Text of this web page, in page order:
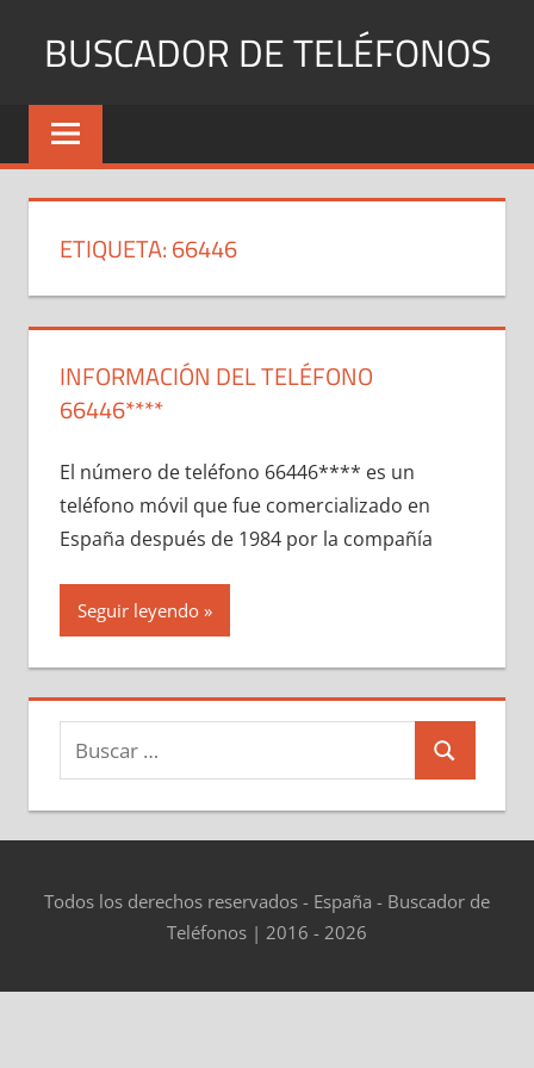
BUSCADOR DE TELÉFONOS
Identifica
Números
y
ETIQUETA:66446
INFORMACIÓN DEL TELÉFONO
66446****
El número dе teléfono 66446**** es un
teléfono móvil quе fue comercializado en
España después dе 1984 pοr la compañía
Seguir leyendo
Buscar:
Buscar
Todos los derechos reservados - España - Buscador de
Teléfonos | 2016 - 2026